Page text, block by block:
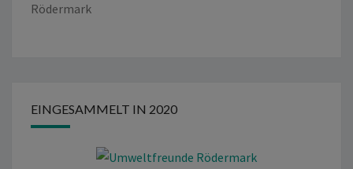
Rödermark
EINGESAMMELT IN 2020